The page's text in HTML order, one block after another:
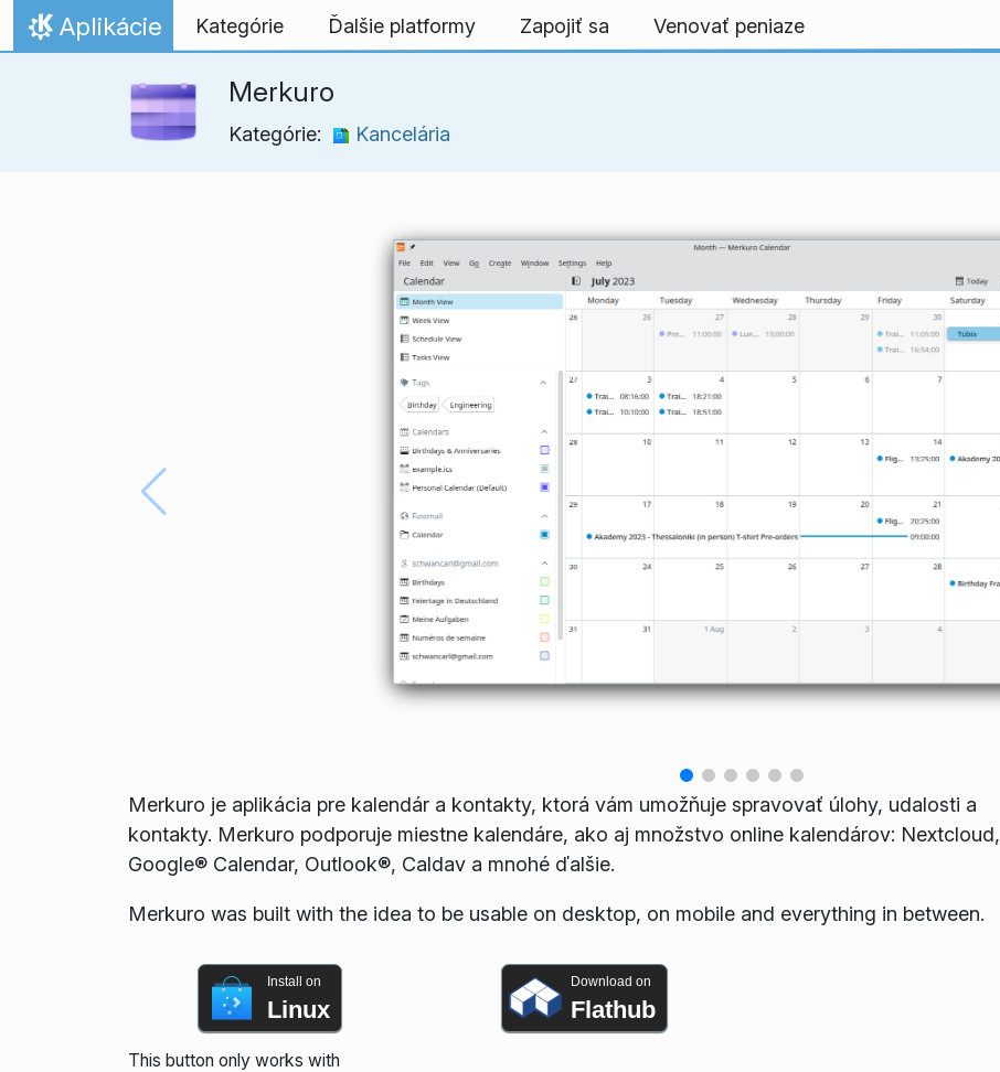
Skip to content
Domov
Aplikácie Kategórie Ďalšie platformy Zapojiť sa Venovať peniaze
Merkuro
Kategórie: Kancelária
Merkuro je aplikácia pre kalendár a kontakty, ktorá vám umožňuje spravovať úlohy, udalosti a
kontakty. Merkuro podporuje miestne kalendáre, ako aj množstvo online kalendárov: Nextcloud,
Google® Calendar, Outlook®, Caldav a mnohé ďalšie.
Merkuro was built with the idea to be usable on desktop, on mobile and everything in between.
Install on
Linux
This button only works with
Download on
Flathub